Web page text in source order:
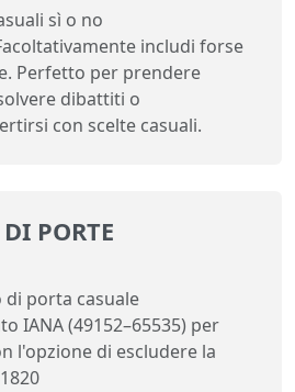
sì o no
includi forse
Perfetto per prendere
dibattiti o
con scelte casuali.
PORTE
porta casuale
IANA (49152–65535) per
l'opzione di escludere la